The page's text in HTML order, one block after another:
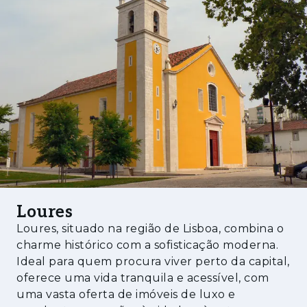
- Parque Urbano da Encosta com mais de 21
espécies de árvores e arbustos autóctones:
anfiteatro natural, jardim de aromas, parque
infantil e passadiços pedonais
- Sala de coworking privativa do condomínio
- Pré-instalação de carregadores para veículos
elétricos e racks de bicicletas
- Porta de entrada blindada com acabamento
interior lacado e estrutura antissísmica em
O 1965 Cidade Jardim situa-se em Santo
António dos Cavaleiros, no município de
Loures, numa zona da Grande Lisboa em
plena transformação urbanística. A ligação
direta à A8 posiciona esta localização a
Loures
Loures, situado na região de Lisboa, combina o
charme histórico com a sofisticação moderna.
Ideal para quem procura viver perto da capital,
oferece uma vida tranquila e acessível, com
uma vasta oferta de imóveis de luxo e